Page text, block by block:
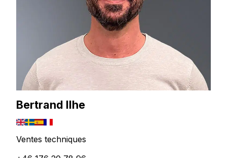
Bertrand Ilhe
Ventes techniques